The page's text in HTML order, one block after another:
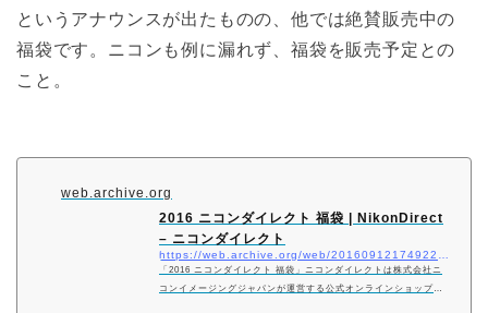
というアナウンスが出たものの、他では絶賛販売中の
福袋です。ニコンも例に漏れず、福袋を販売予定との
こと。
web.archive.org
2016 ニコンダイレクト 福袋 | NikonDirect
– ニコンダイレクト
「2016 ニコンダイレクト 福袋」ニコンダイレクトは株式会社ニ
コンイメージングジャパンが運営する公式オンラインショップで